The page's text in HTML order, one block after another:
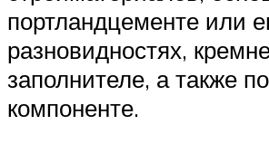
портландцементе или
разновидностях,
заполнителе, а также
компоненте.